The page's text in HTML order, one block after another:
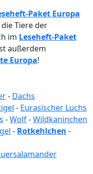
Paket Europa
Tiere der
im Leseheft-Paket
außerdem
Europa!
- Dachs
- Eurasischer Luchs
-Wolf-Wildkaninchen
- Rotkehlchen -